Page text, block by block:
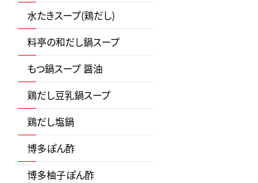
水たきスープ(鶏だし)
料亭の和だし鍋スープ
もつ鍋スープ 醤油
鶏だし豆乳鍋スープ
鶏だし塩鍋
博多ぽん酢
博多柚子ぽん酢